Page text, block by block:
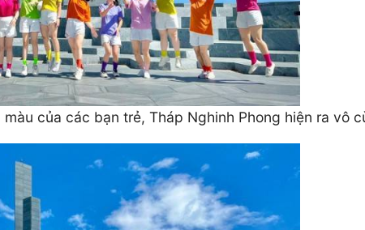
của các bạn trẻ, Tháp Nghinh Phong hiện ra vô